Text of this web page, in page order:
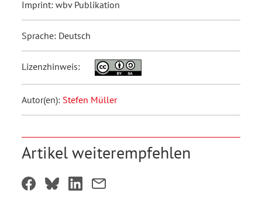
Imprint: wbv Publikation
Sprache: Deutsch
Lizenzhinweis:
Autor(en): Stefen Müller
Artikel weiterempfehlen